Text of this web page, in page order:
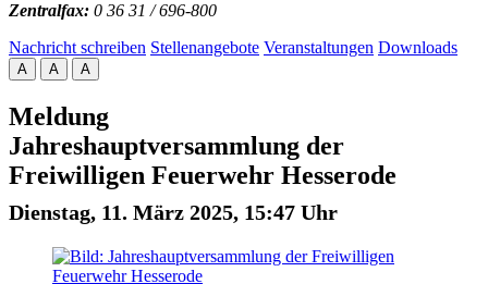
Zentralfax: 0 36 31 / 696-800
Nachricht schreiben Stellenangebote Veranstaltungen Downloads
A A A
Meldung
Jahreshauptversammlung der
Freiwilligen Feuerwehr Hesserode
Dienstag, 11. März 2025, 15:47 Uhr